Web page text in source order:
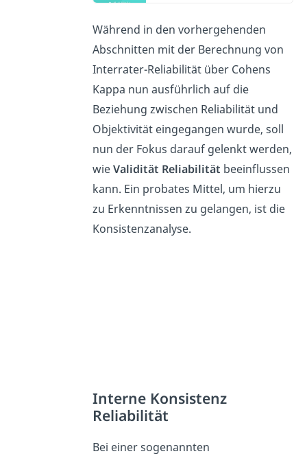
Während in den vorhergehenden
Abschnitten mit der Berechnung von
Interrater-Reliabilität über Cohens
Kappa nun ausführlich auf die
Beziehung zwischen Reliabilität und
Objektivität eingegangen wurde, soll
nun der Fokus darauf gelenkt werden,
wieValidität Reliabilität beeinflussen
kann. Ein probates Mittel, um hierzu
zu Erkenntnissen zu gelangen, ist die
Konsistenzanalyse.
Interne Konsistenz
Reliabilität
Bei einer sogenannten